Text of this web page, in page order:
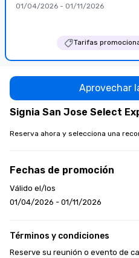
01/04/2026 - 01/11/2026
Tarifas
Signia San Jose Select
Aprovechar
Reserva ahora y selecciona una
Fechas de promoción
Válido el/los
01/04/2026 - 01/11/2026
Términos y condiciones
Reserve su reunión o evento de